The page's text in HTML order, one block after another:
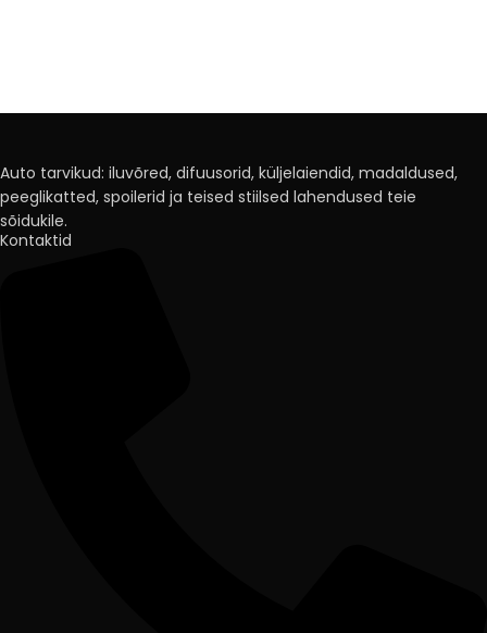
Auto tarvikud: iluvõred, difuusorid, küljelaiendid, madaldused,
peeglikatted, spoilerid ja teised stiilsed lahendused teie
sõidukile.
Kontaktid